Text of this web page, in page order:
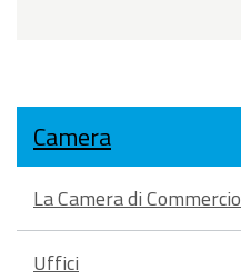
Camera
La Camera di Commercio
Uffici